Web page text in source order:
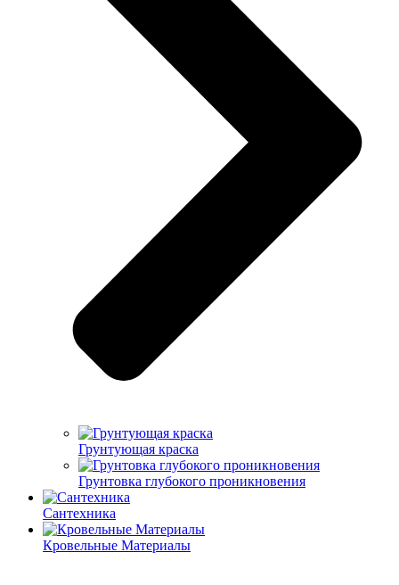
Грунтующая краска
Грунтовка глубокого проникновения
Сантехника
Кровельные Материалы